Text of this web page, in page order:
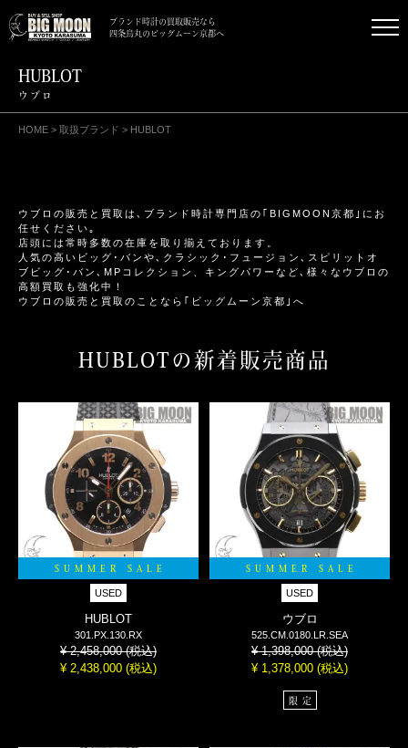
ブランド時計の買取販売なら
四条烏丸のビッグムーン京都へ
HUBLOT
ウブロ
HOME 取扱ブランド HUBLOT
ウブロの販売と買取は､ブランド時計専門店の｢BIGMOON京都｣にお
任せください｡
店頭には常時多数の在庫を取り揃えております。
人気の高いビッグ･バンや､クラシック･フュージョン､スピリットオ
ブビッグ･バン､MPコレクション、キングパワーなど､様々なウブロの
高額買取も強化中！
ウブロの販売と買取のことなら｢ビッグムーン京都｣へ
HUBLOTの新着販売商品
SUMMER SALE
USED
HUBLOT
301.PX.130.RX
¥ 2,458,000(税込)
¥ 2,438,000 (税込)
SUMMER SALE
USED
ウブロ
525.CM.0180.LR.SEA
¥ 1,398,000(税込)
¥ 1,378,000(税込)
限定